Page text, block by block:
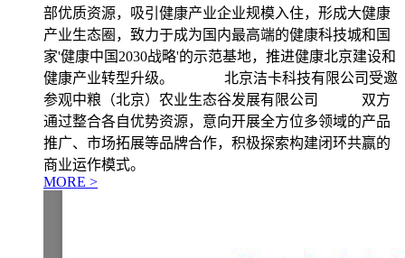
部优质资源，吸引健康产业企业规模入住，形成大健康
产业生态圈，致力于成为国内最高端的健康科技城和国
家'健康中国2030战略'的示范基地，推进健康北京建设和
健康产业转型升级。 北京洁卡科技有限公司受邀
参观中粮（北京）农业生态谷发展有限公司 双方
通过整合各自优势资源，意向开展全方位多领域的产品
推广、市场拓展等品牌合作，积极探索构建闭环共赢的
商业运作模式。
MORE >